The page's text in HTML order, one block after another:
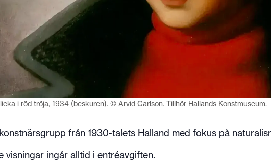
i röd tröja, 1934 (beskuren). © Arvid Carlson. Tillhör Hallands Konstmuseum.
från 1930-talets Halland med fokus på
visningar ingår alltid i entréavgiften.